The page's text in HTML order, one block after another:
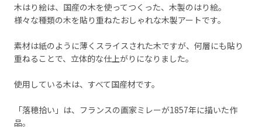
木はり絵は、国産の木を使ってつくった、木製のはり絵。
様々な種類の木を貼り重ねたおしゃれな木製アートです。
素材は紙のように薄くスライスされた木ですが、何層にも貼り
重ねることで、立体的な仕上がりになりました。
使用している木は、すべて国産材です。
「落穂拾い」は、フランスの画家ミレーが1857年に描いた作
品。